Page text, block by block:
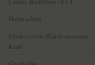
Datenschutz
Förderverein Blüchermuseum
Kaub